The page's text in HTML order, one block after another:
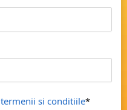
termenii si conditiile*